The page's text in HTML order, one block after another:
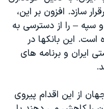
سازد. افزون بر این،
سپه – را از دسترسی به
است. این بانکها در
ایران و برنامه های
از این اقدام پیروی